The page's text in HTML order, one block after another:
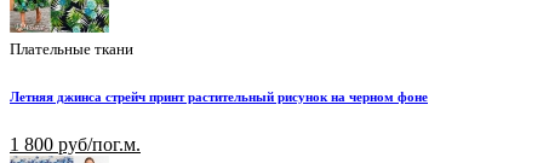
Плательные ткани
Летняя джинса стрейч принт растительный рисунок на черном фоне
1 800 руб/пог.м.